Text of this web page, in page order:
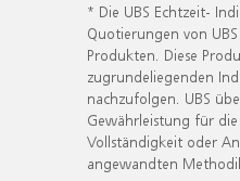
* Die UBS Echtzeit-
Quotierungen von
Produkten. Diese
zugrundeliegenden
nachzufolgen. UBS
Gewährleistung für
Vollständigkeit oder
angewandten